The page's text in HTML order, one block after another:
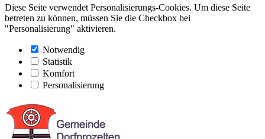
Diese Seite verwendet Personalisierungs-Cookies. Um diese Seite
betreten zu können, müssen Sie die Checkbox bei
"Personalisierung" aktivieren.
Notwendig
Statistik
Komfort
Personalisierung